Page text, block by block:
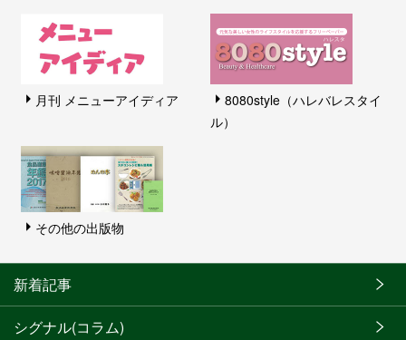
月刊 メニューアイディア
8080style（ハレバレスタイ
ル）
その他の出版物
新着記事
シグナル(コラム)